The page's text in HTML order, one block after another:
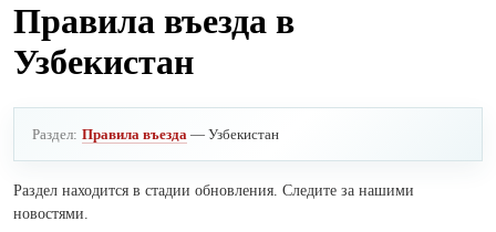
Правила въезда в
Узбекистан
Раздел: Правила въезда — Узбекистан
Раздел находится в стадии обновления. Следите за нашими
новостями.